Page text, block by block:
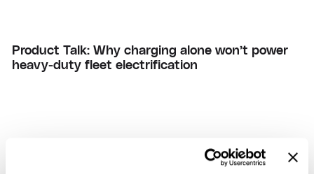
Product Talk: Why charging alone won’t power
heavy-duty fleet electrification